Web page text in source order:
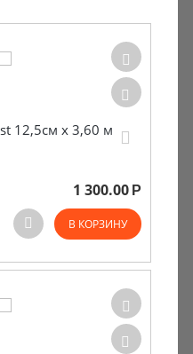
12,5см х 3,60 м
1 300.00 Р
В КОРЗИНУ